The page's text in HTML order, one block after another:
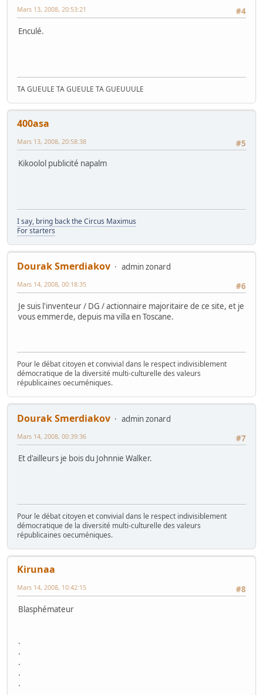
#4
Mars 13, 2008, 20:53:21
Enculé.
TA GUEULE TA GUEULE TA GUEUUULE
400asa
#5
Mars 13, 2008, 20:58:38
Kikoolol publicité napalm
I say, bring back the Circus Maximus
For starters
Dourak Smerdiakov
admin zonard
#6
Mars 14, 2008, 00:18:35
Je suis l'inventeur / DG / actionnaire majoritaire de ce site, et je
vous emmerde, depuis ma villa en Toscane.
Pour le débat citoyen et convivial dans le respect indivisiblement
démocratique de la diversité multi-culturelle des valeurs
républicaines oecuméniques.
Dourak Smerdiakov
admin zonard
#7
Mars 14, 2008, 00:39:36
Et d'ailleurs je bois du Johnnie Walker.
Pour le débat citoyen et convivial dans le respect indivisiblement
démocratique de la diversité multi-culturelle des valeurs
républicaines oecuméniques.
Kirunaa
#8
Mars 14, 2008, 10:42:15
Blasphémateur
.
.
.
.
.